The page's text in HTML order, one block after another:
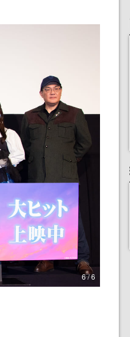
6 / 6